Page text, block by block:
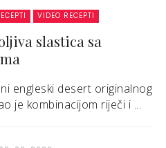
VIDEO RECEPTI
slastica sa
engleski desert originalnog
je kombinacijom riječi i ...